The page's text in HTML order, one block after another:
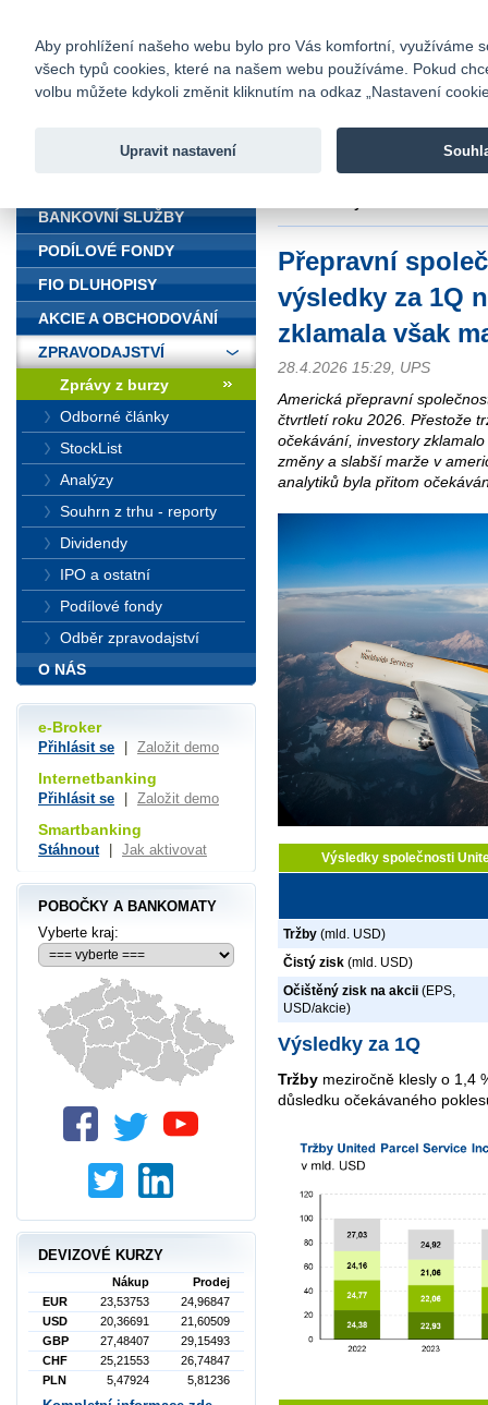
Fio banka
Fio banka
Přepravní
výsledky za 1Q
zklamala však
28.4.2026 15:29, UPS
Americká přepravní
čtvrtletí roku 2026. Přestože
očekávání, investory
změny a slabší marže v
analytiků byla přitom
Výsledky společnosti
Tržby (mld. USD)
Čistý zisk (mld. USD)
Očištěný zisk na akcii (EPS,
USD/akcie)
Výsledky za 1Q
Tržby meziročně klesly o 1,4
důsledku očekávaného
BANKOVNÍ SLUŽBY
PODÍLOVÉ FONDY
FIO DLUHOPISY
AKCIE A OBCHODOVÁNÍ
ZPRAVODAJSTVÍ
Zprávy z burzy
Odborné články
StockList
Analýzy
Souhrn z trhu - reporty
Dividendy
IPO a ostatní
Podílové fondy
Odběr zpravodajství
O NÁS
e-Broker
Přihlásit se Založit demo
Internetbanking
Přihlásit se Založit demo
Smartbanking
Stáhnout Jak aktivovat
POBOČKY A BANKOMATY
Vyberte kraj:
DEVIZOVÉ KURZY
Nákup
Prodej
EUR
23,53753
24,96847
USD
20,36691
21,60509
GBP
27,48407
29,15493
CHF
25,21553
26,74847
PLN
5,47924 5,81236
Aby prohlížení našeho webu bylo pro Vás komfortní, využíváme
všech typů cookies, které na našem webu používáme. Pokud
volbu můžete kdykoli změnit kliknutím na odkaz „Nastavení
Upravit nastavení